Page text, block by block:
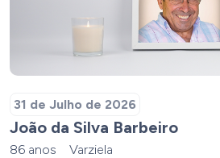
31 de Julho de 2026
João da Silva Barbeiro
86 anos Varziela